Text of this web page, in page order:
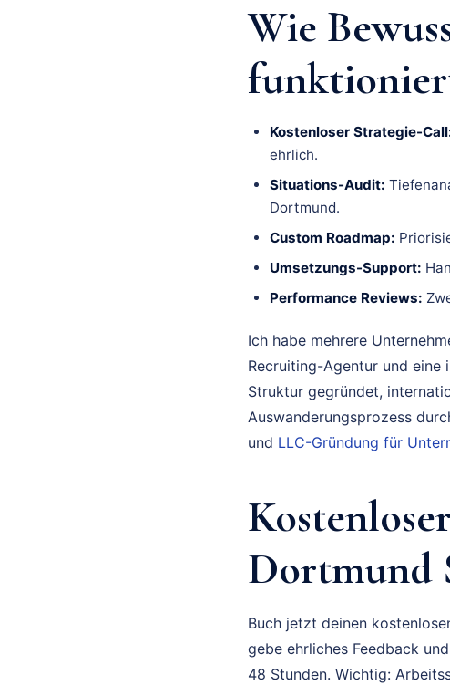
Wie
Kostenloser Strategie-
ehrlich.
Situations-Audit:
Dortmund.
Custom Roadmap:
Umsetzungs-Support:
Performance Reviews:
Ich habe mehrere
Recruiting-Agentur und eine
Struktur gegründet,
Auswanderungsprozess
und LLC-Gründung für
Dortmund
Buch jetzt deinen
gebe ehrliches Feedback
48 Stunden. Wichtig: